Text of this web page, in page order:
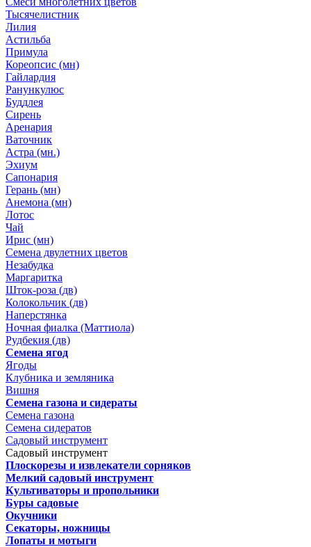
Тысячелистник
Лилия
Астильба
Примула
Кореопсис (мн)
Гайлардия
Ранункулюс
Буддлея
Сирень
Аренария
Ваточник
Астра (мн.)
Эхиум
Сапонария
Герань (мн)
Анемона (мн)
Лотос
Чай
Ирис (мн)
Семена двулетних цветов
Незабудка
Маргаритка
Шток-роза (дв)
Колокольчик (дв)
Наперстянка
Ночная фиалка (Маттиола)
Рудбекия (дв)
Семена ягод
Ягоды
Клубника и земляника
Вишня
Семена газона и сидераты
Семена газона
Семена сидератов
Садовый инструмент
Садовый инструмент
Плоскорезы и извлекатели сорняков
Мелкий садовый инструмент
Культиваторы и пропольники
Буры садовые
Окучники
Секаторы, ножницы
Лопаты и мотыги